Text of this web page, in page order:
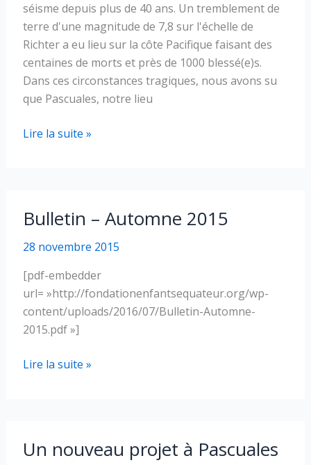
séisme depuis plus de 40 ans. Un tremblement de
terre d'une magnitude de 7,8 sur l'échelle de
Richter a eu lieu sur la côte Pacifique faisant des
centaines de morts et près de 1000 blessé(e)s.
Dans ces circonstances tragiques, nous avons su
que Pascuales, notre lieu
Le
Lire la suite »
Bulletin – Automne 2015
28 novembre 2015
[pdf-embedder
url= »http://fondationenfantsequateur.org/wp-
content/uploads/2016/07/Bulletin-Automne-
2015.pdf »]
Bulletin
Lire la suite »
Un nouveau projet à Pascuales